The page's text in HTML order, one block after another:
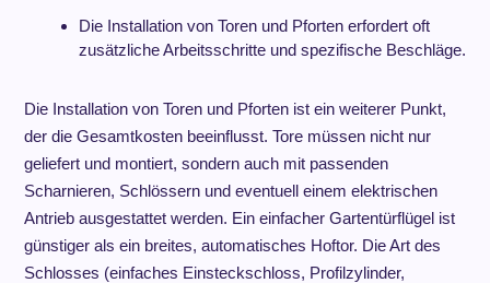
Die Installation von Toren und Pforten erfordert oft
zusätzliche Arbeitsschritte und spezifische Beschläge.
Die Installation von Toren und Pforten ist ein weiterer Punkt,
der die Gesamtkosten beeinflusst. Tore müssen nicht nur
geliefert und montiert, sondern auch mit passenden
Scharnieren, Schlössern und eventuell einem elektrischen
Antrieb ausgestattet werden. Ein einfacher Gartentürflügel ist
günstiger als ein breites, automatisches Hoftor. Die Art des
Schlosses (einfaches Einsteckschloss, Profilzylinder,